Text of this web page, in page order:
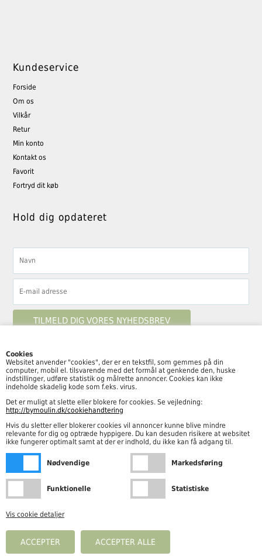
Cookies
Websitet anvender "cookies", der er en tekstfil, som gemmes på din
computer, mobil el. tilsvarende med det formål at genkende den, huske
indstillinger, udføre statistik og målrette annoncer. Cookies kan ikke
indeholde skadelig kode som f.eks. virus.
Det er muligt at slette eller blokere for cookies. Se vejledning:
http://bymoulin.dk/cookiehandtering
Hvis du sletter eller blokerer cookies vil annoncer kunne blive mindre
relevante for dig og optræde hyppigere. Du kan desuden risikere at websitet
ikke fungerer optimalt samt at der er indhold, du ikke kan få adgang til.
Nødvendige Markedsføring
Funktionelle Statistiske
Vis cookie detaljer
Kundeservice
Forside
Om os
Vilkår
Retur
Min konto
Kontakt os
Favorit
Fortryd dit køb
Hold dig opdateret
Følg By Moulin her
Åbningstider
Mandag – fredag kl. 10.00-18.00
Lørdag kl. 10.00-15.00